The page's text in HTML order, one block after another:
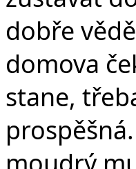
dobře
domova
stane,